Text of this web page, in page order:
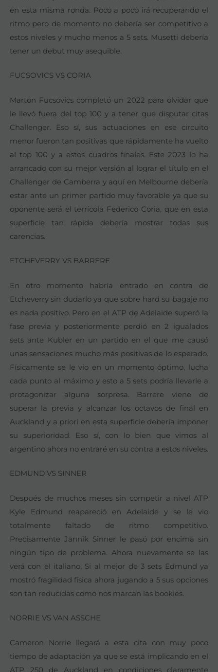
en esta misma ronda. Poco a poco irá recuperando el
ritmo pero de momento no debería ser competitivo a
estos niveles y mucho menos a 5 sets. Musetti debería
tener un debut muy asequible.
FUCSOVICS VS CORIA
Marton Fucsovics completó un 2022 para olvidar que
le llevó fuera del top 100 y a tener que disputar citas
Challenger. Eso sí, sus actuaciones en ese circuito
menor fueron tan positivas que rápidamente ha vuelto
al top 100 y a estos cuadros finales. Este 2023 lo ha
arrancado con su mejor versión al lograr el título en el
Challenger de Camberra y aquí en Melbourne debería
estar ante un primer partido muy favorable ya que su
oponente será el terrícola Federico Coria, que en esta
superficie tan rápida debería mostrar todas sus
carencias.
ETCHEVERRY VS BARRERE
En otro momento habría entrado en contra de
Etcheverry sin dudarlo ya que sobre hard su bagaje no
es nada positivo. Pero en el ATP de Adelaide superó la
fase previa y posteriormente perdió en 2 igualados
sets ante Kubler en un partido en el que me causó
unas sensaciones mucho más positivas de lo esperado.
Físicamente se le vio en un momento óptimo, lucha
cada punto al máximo y esto a 5 sets podría llevarle a
protagonizar alguna sorpresa. Barrere viene de
superar la previa y alcanzar los octavos de final en
Auckland y a priori en esta superficie debería imponer
su superioridad. Eso sí, con lo bien que vimos al
argentino ahora no entraré en su contra a estos niveles.
EDMUND VS SINNER
Después de muchos meses sin competir a nivel ATP
Kyle Edmund reapareció en Adelaide y se le vio
totalmente faltado de ritmo competitivo.
Precisamente Jannik Sinner le pasó por encima sin
ningún tipo de problema. Ahora nuevamente se las
verá con el italiano. Si al mejor de 3 sets Edmund ya
mostró fragilidad física ahora jugando a 5 sus opciones
son tan reducidas como nos marcan las bookies.
NORRIE VS VAN ASSCHE
Cameron Norrie llegará a esta cita con muy poco
tiempo de adaptación ya que se está implicando en el
ATP 250 de Auckland en condiciones claramente